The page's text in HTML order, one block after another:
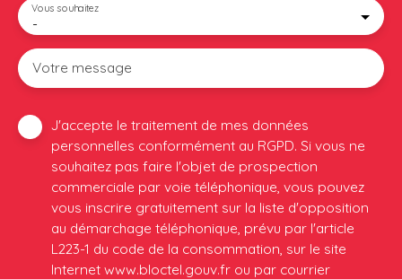
-
Vous souhaitez
Votre message
J'accepte le traitement de mes données
personnelles conformément au RGPD. Si vous ne
souhaitez pas faire l'objet de prospection
commerciale par voie téléphonique, vous pouvez
vous inscrire gratuitement sur la liste d'opposition
au démarchage téléphonique, prévu par l'article
L223-1 du code de la consommation, sur le site
Internet www.bloctel.gouv.fr ou par courrier